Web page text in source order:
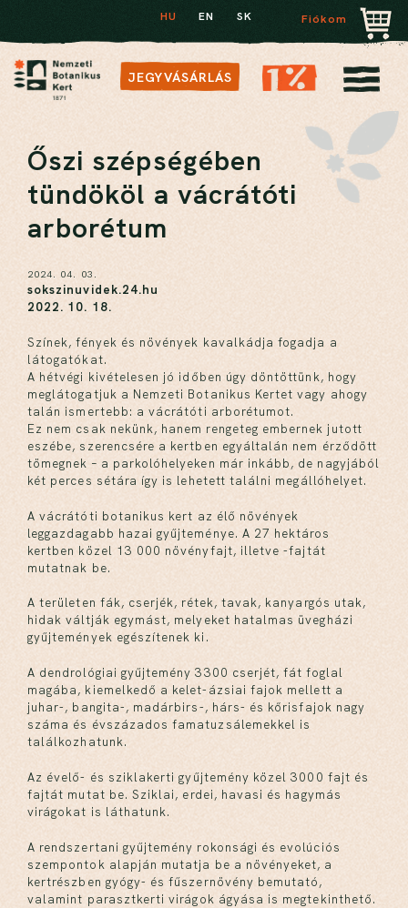
HU EN SK Fiókom
JEGYVÁSÁRLÁS
Őszi szépségében
tündököl a vácrátóti
arborétum
2024. 04. 03.
sokszinuvidek.24.hu
2022. 10. 18.
Színek, fények és növények kavalkádja fogadja a
látogatókat.
A hétvégi kivételesen jó időben úgy döntöttünk, hogy
meglátogatjuk a Nemzeti Botanikus Kertet vagy ahogy
talán ismertebb: a vácrátóti arborétumot.
Ez nem csak nekünk, hanem rengeteg embernek jutott
eszébe, szerencsére a kertben egyáltalán nem érződött
tömegnek – a parkolóhelyeken már inkább, de nagyjából
két perces sétára így is lehetett találni megállóhelyet.
A vácrátóti botanikus kert az élő növények
leggazdagabb hazai gyűjteménye. A 27 hektáros
kertben közel 13 000 növényfajt, illetve -fajtát
mutatnak be.
A területen fák, cserjék, rétek, tavak, kanyargós utak,
hidak váltják egymást, melyeket hatalmas üvegházi
gyűjtemények egészítenek ki.
A dendrológiai gyűjtemény 3300 cserjét, fát foglal
magába, kiemelkedő a kelet-ázsiai fajok mellett a
juhar-, bangita-, madárbirs-, hárs- és kőrisfajok nagy
száma és évszázados famatuzsálemekkel is
találkozhatunk.
Az évelő- és sziklakerti gyűjtemény közel 3000 fajt és
fajtát mutat be. Sziklai, erdei, havasi és hagymás
virágokat is láthatunk.
A rendszertani gyűjtemény rokonsági és evolúciós
szempontok alapján mutatja be a növényeket, a
kertrészben gyógy- és fűszernövény bemutató,
valamint parasztkerti virágok ágyása is megtekinthető.